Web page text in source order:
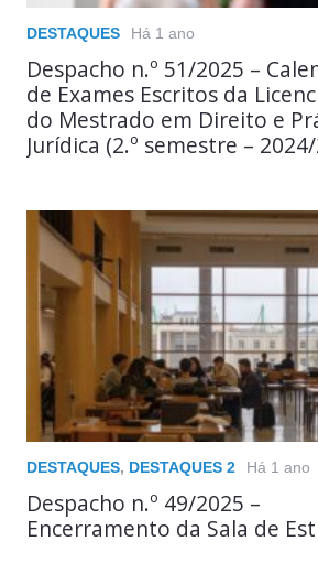
DESTAQUES Há 1 ano
Despacho n.º 51/2025 –
de Exames Escritos da
do Mestrado em Direito e
Jurídica (2.º semestre –
DESTAQUES, DESTAQUES 2 Há 1 ano
Despacho n.º 49/2025 –
Encerramento da Sala de